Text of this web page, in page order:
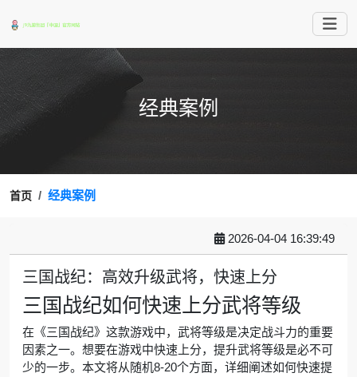
经典案例
首页 经典案例
2026-04-04 16:39:49
三国战纪：高效升级武将，快速上分
三国战纪如何快速上分武将等级
在《三国战纪》这款游戏中，武将等级是决定战斗力的重要
因素之一。想要在游戏中快速上分，提升武将等级是必不可
少的一步。本文将从随机8-20个方面，详细阐述如何快速提